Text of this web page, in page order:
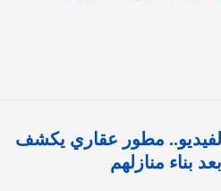
مطور عقاري يكشف